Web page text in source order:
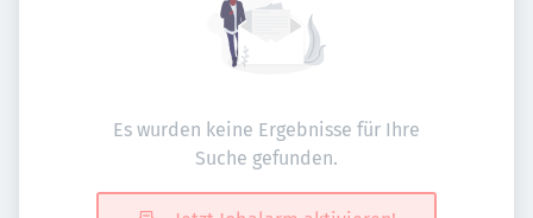
Es wurden keine Ergebnisse für Ihre
Suche gefunden.